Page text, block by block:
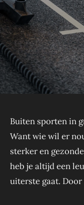
Buiten sporten in
Want wie wil er
sterker en
heb je altijd een
uiterste gaat.